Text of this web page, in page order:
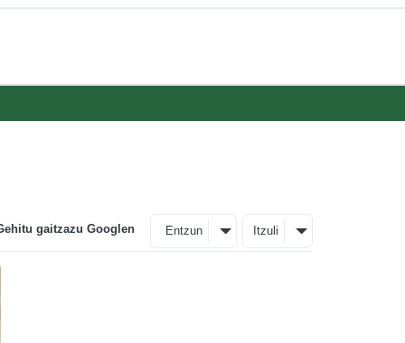
gaitzazu Googlen Entzun Itzuli